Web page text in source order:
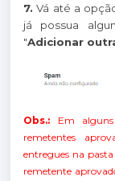
7. Vá até a
já possua
"Adicionar
Obs.: Em alguns
remetentes
entregues na
remetente